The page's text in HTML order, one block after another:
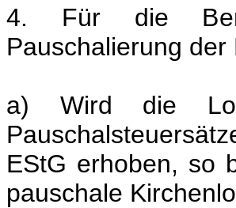
4. Für die
Pauschalierung
a) Wird die
EStG erhoben, so
pauschale